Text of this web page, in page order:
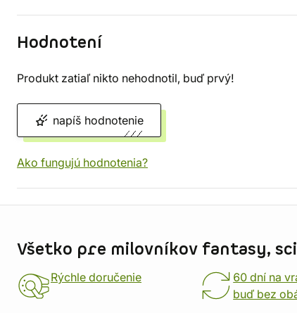
Hodnotení
Produkt zatiaľ nikto nehodnotil, buď prvý!
napíš hodnotenie
Ako fungujú hodnotenia?
Všetko pre milovníkov fantasy,
Rýchle doručenie
60 dní na
buď bez